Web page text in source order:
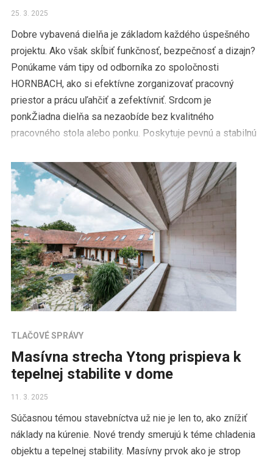
25. 3. 2025
Dobre vybavená dielňa je základom každého úspešného
projektu. Ako však skĺbiť funkčnosť, bezpečnosť a dizajn?
Ponúkame vám tipy od odborníka zo spoločnosti
HORNBACH, ako si efektívne zorganizovať pracovný
priestor a prácu uľahčiť a zefektívniť. Srdcom je
ponkŽiadna dielňa sa nezaobíde bez kvalitného
pracovného stola alebo ponku. Poskytuje pevnú a stabilnú
TLAČOVÉ SPRÁVY
Masívna strecha Ytong prispieva k
tepelnej stabilite v dome
11. 3. 2025
Súčasnou témou stavebníctva už nie je len to, ako znížiť
náklady na kúrenie. Nové trendy smerujú k téme chladenia
objektu a tepelnej stability. Masívny prvok ako je strop